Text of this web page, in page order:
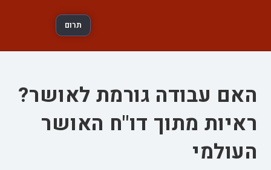
תרום
האם עבודה גורמת לאושר?
ראיות מתוך דו"ח האושר
העולמי